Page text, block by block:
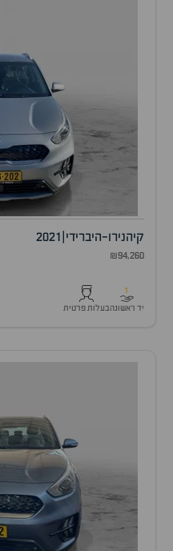
קיהנירו-היברידי 2021
₪94,260
1
יד ראשונהבעלות פרטית